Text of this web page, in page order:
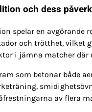
och dess
spelar en avgörande
och trötthet, vilket
i jämna matcher
som betonar både
av flera